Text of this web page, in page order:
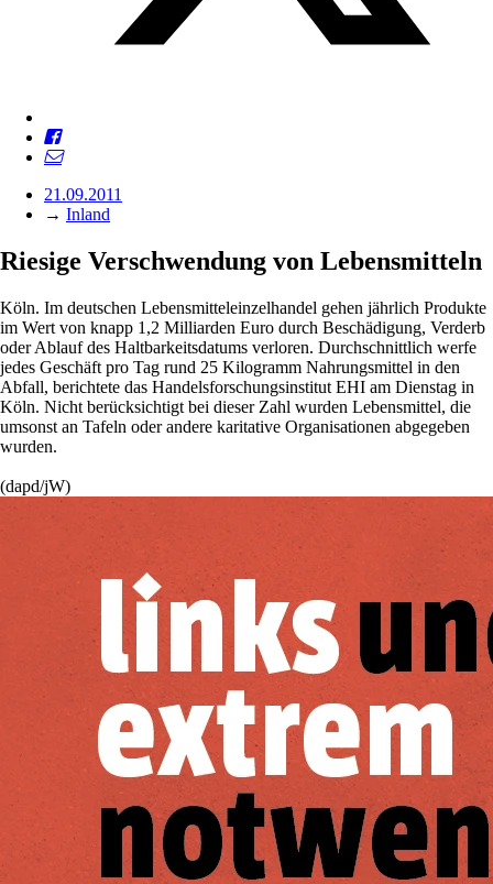
21.09.2011
→ Inland
Riesige Verschwendung von Lebensmitteln
Köln. Im deutschen Lebensmitteleinzelhandel gehen jährlich Produkte
im Wert von knapp 1,2 Milliarden Euro durch Beschädigung, Verderb
oder Ablauf des Haltbarkeitsdatums verloren. Durchschnittlich werfe
jedes Geschäft pro Tag rund 25 Kilogramm Nahrungsmittel in den
Abfall, berichtete das Handelsforschungsinstitut EHI am Dienstag in
Köln. Nicht berücksichtigt bei dieser Zahl wurden Lebensmittel, die
umsonst an Tafeln oder andere karitative Organisationen abgegeben
wurden.
(dapd/jW)